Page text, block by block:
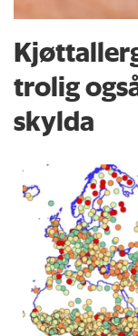
trolig
skylda